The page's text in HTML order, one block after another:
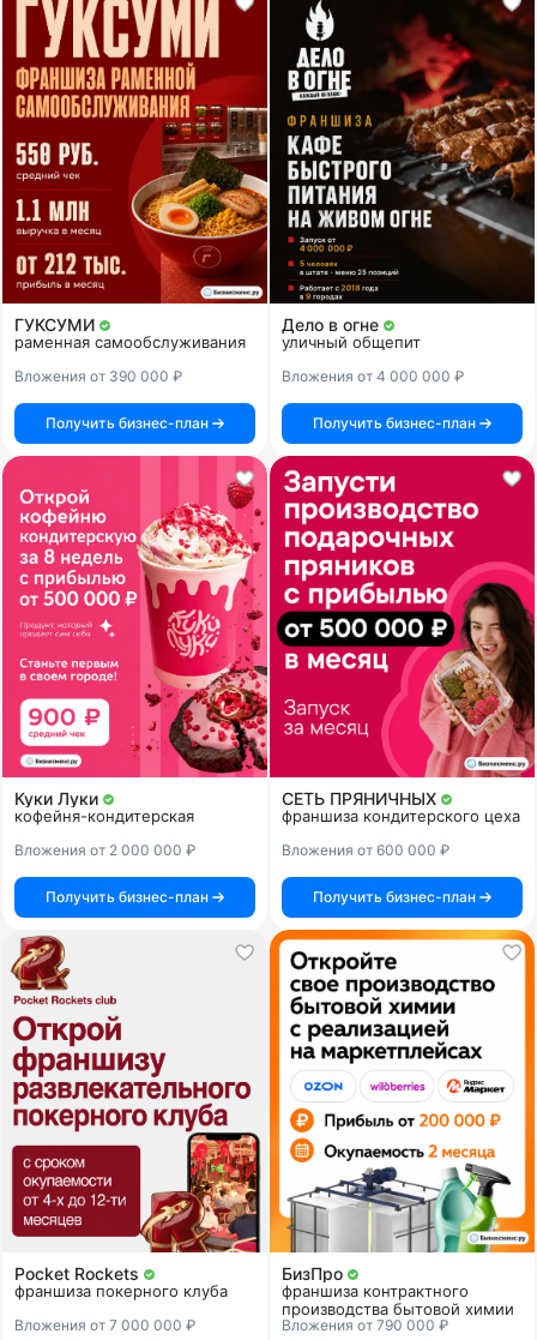
ГУКСУМИ
раменная самообслуживания
Вложения от 390 000 ₽
Получить бизнес-план
Дело в огне
уличный общепит
Вложения от 4 000 000 ₽
Получить бизнес-план
Куки Луки
кофейня-кондитерская
Вложения от 2 000 000 ₽
Получить бизнес-план
СЕТЬ ПРЯНИЧНЫХ
франшиза кондитерского цеха
Вложения от 600 000 ₽
Получить бизнес-план
Pocket Rockets
франшиза покерного клуба
Вложения от 7 000 000 ₽
БизПро
франшиза контрактного
производства бытовой химии
Вложения от 790 000 ₽